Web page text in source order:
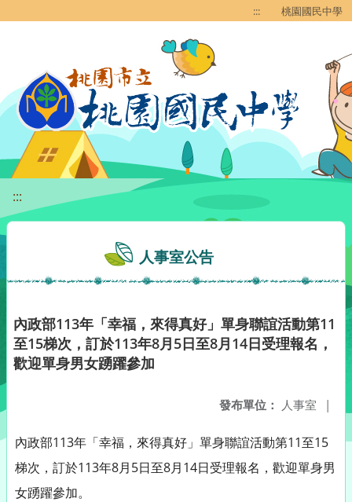
::: 桃園國民中學
:::
人事室公告
內政部113年「幸福，來得真好」單身聯誼活動第11
至15梯次，訂於113年8月5日至8月14日受理報名，
歡迎單身男女踴躍參加
發布單位： 人事室 |
內政部113年「幸福，來得真好」單身聯誼活動第11至15
梯次，訂於113年8月5日至8月14日受理報名，歡迎單身男
女踴躍參加。